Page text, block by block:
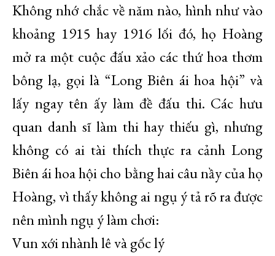
Không nhớ chắc về năm nào, hình như vào
khoảng 1915 hay 1916 lối đó, họ Hoàng
mở ra một cuộc đấu xảo các thứ hoa thơm
bông lạ, gọi là “Long Biên ái hoa hội” và
lấy ngay tên ấy làm đề đấu thi. Các hưu
quan danh sĩ làm thi hay thiếu gì, nhưng
không có ai tài thích thực ra cảnh Long
Biên ái hoa hội cho bằng hai câu nầy của họ
Hoàng, vì thấy không ai ngụ ý tả rõ ra được
nên mình ngụ ý làm chơi:
Vun xới nhành lê và gốc lý